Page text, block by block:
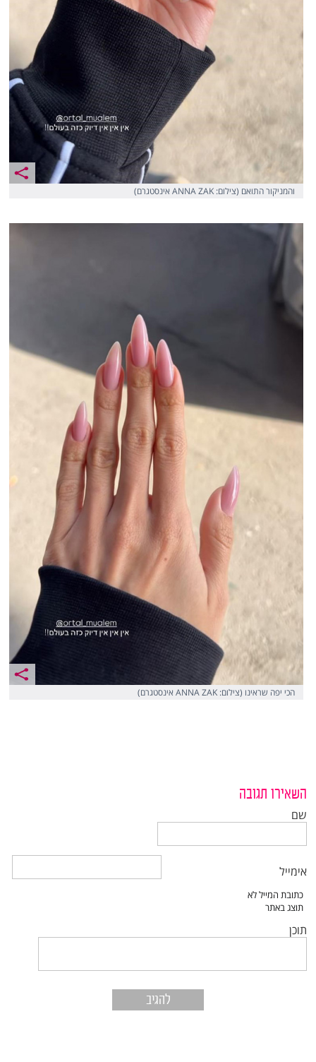
והמניקור התואם (צילום: ANNA ZAK אינסטגרם)
הכי יפה שראינו (צילום: ANNA ZAK אינסטגרם)
השאירו תגובה
שם
אימייל
תוכן